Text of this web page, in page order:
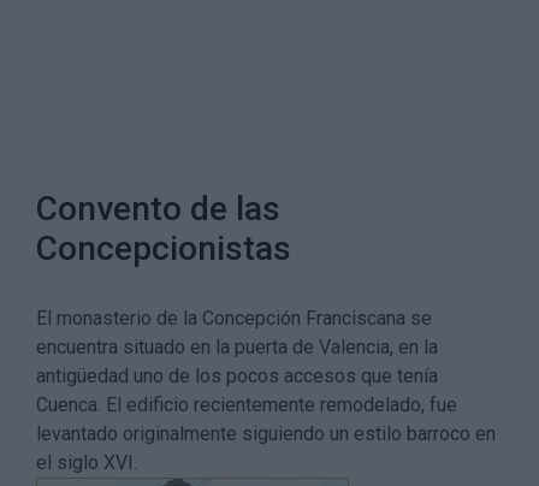
Convento de las
Concepcionistas
El monasterio de la Concepción Franciscana se
encuentra situado en la puerta de Valencia, en la
antigüedad uno de los pocos accesos que tenía
Cuenca. El edificio recientemente remodelado, fue
levantado originalmente siguiendo un estilo barroco en
el siglo XVI.